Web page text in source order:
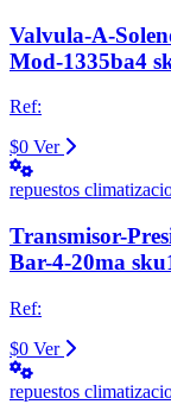
Valvula-A-
Mod-1335ba4
Ref:
$0 Ver
repuestos
Transmisor-
Bar-4-20ma
Ref:
$0 Ver
repuestos